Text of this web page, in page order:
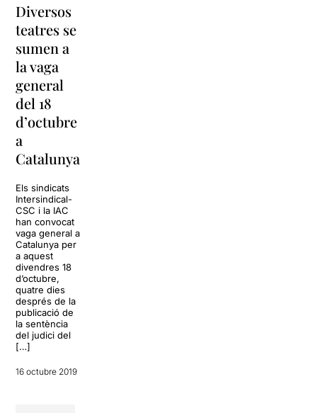
Diversos
teatres se
sumen a
la vaga
general
del 18
d’octubre
a
Catalunya
Els sindicats
Intersindical-
CSC i la IAC
han convocat
vaga general a
Catalunya per
a aquest
divendres 18
d’octubre,
quatre dies
després de la
publicació de
la sentència
del judici del
[…]
16 octubre 2019